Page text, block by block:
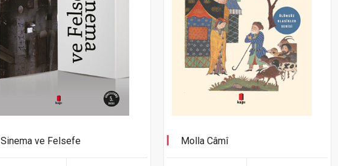
Sinema ve Felsefe Molla Câmî